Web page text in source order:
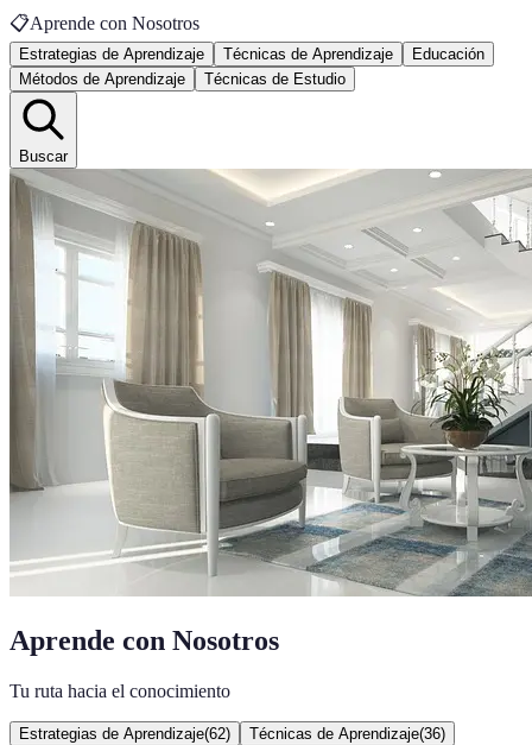
📋Aprende con Nosotros
Estrategias de Aprendizaje Técnicas de Aprendizaje
Educación
Métodos de Aprendizaje
Técnicas de Estudio
Buscar
Aprende con Nosotros
Tu ruta hacia el conocimiento
Estrategias de Aprendizaje(62) Técnicas de Aprendizaje(36)